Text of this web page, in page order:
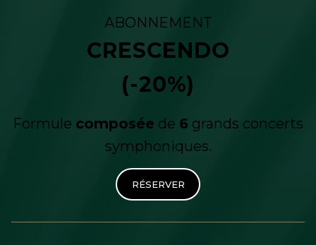
ABONNEMENT
CRESCENDO
(-20%)
Formule composée de 6 grands concerts
symphoniques.
RÉSERVER